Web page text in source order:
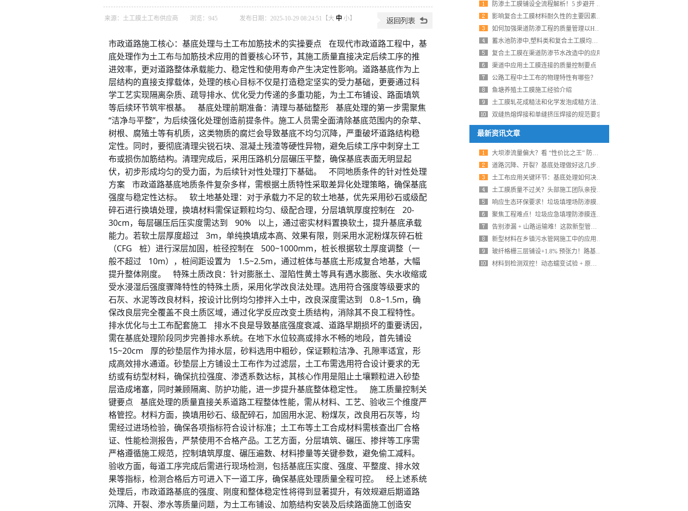
来源： 土工膜土工布供应商 浏览： 945 发布日期：2025-10-29 08:24:51【大 中 小】
市政道路施工核心：基底处理与土工布加筋技术的实操要点 在现代市政道路工程中，基
底处理作为土工布与加筋技术应用的首要核心环节，其施工质量直接决定后续工序的推
进效率，更对道路整体承载能力、稳定性和使用寿命产生决定性影响。道路基底作为上
层结构的直接支撑载体，处理的核心目标不仅是打造稳定坚实的受力基础，更要通过科
学工艺实现隔离杂质、疏导排水、优化受力传递的多重功能，为土工布铺设、路面填筑
等后续环节筑牢根基。 基底处理前期准备：清理与基础整形 基底处理的第一步需聚焦
“洁净与平整”，为后续强化处理创造前提条件。施工人员需全面清除基底范围内的杂草、
树根、腐殖土等有机质，这类物质的腐烂会导致基底不均匀沉降，严重破坏道路结构稳
定性。同时，要彻底清理尖锐石块、混凝土残渣等硬性异物，避免后续工序中刺穿土工
布或损伤加筋结构。清理完成后，采用压路机分层碾压平整，确保基底表面无明显起
伏，初步形成均匀的受力面，为后续针对性处理打下基础。 不同地质条件的针对性处理
方案 市政道路基底地质条件复杂多样，需根据土质特性采取差异化处理策略，确保基底
强度与稳定性达标。 软土地基处理：对于承载力不足的软土地基，优先采用砂石或级配
碎石进行换填处理，换填材料需保证颗粒均匀、级配合理，分层填筑厚度控制在 20-
30cm，每层碾压后压实度需达到 90% 以上，通过密实材料置换软土，提升基底承载
能力。若软土层厚度超过 3m，单纯换填成本高、效果有限，则采用水泥粉煤灰碎石桩
（CFG 桩）进行深层加固，桩径控制在 500~1000mm，桩长根据软土厚度调整（一
般不超过 10m），桩间距设置为 1.5~2.5m，通过桩体与基底土形成复合地基，大幅
提升整体刚度。 特殊土质改良：针对膨胀土、湿陷性黄土等具有遇水膨胀、失水收缩或
受水浸湿后强度骤降特性的特殊土质，采用化学改良法处理。选用符合强度等级要求的
石灰、水泥等改良材料，按设计比例均匀掺拌入土中，改良深度需达到 0.8~1.5m，确
保改良层完全覆盖不良土质区域，通过化学反应改变土质结构，消除其不良工程特性。
排水优化与土工布配套施工 排水不良是导致基底强度衰减、道路早期损坏的重要诱因，
需在基底处理阶段同步完善排水系统。在地下水位较高或排水不畅的地段，首先铺设
15~20cm 厚的砂垫层作为排水层，砂料选用中粗砂，保证颗粒洁净、孔隙率适宜，形
成高效排水通道。砂垫层上方铺设土工布作为过滤层，土工布需选用符合设计要求的无
纺或有纺型材料，确保抗拉强度、渗透系数达标，其核心作用是阻止土壤颗粒进入砂垫
层造成堵塞，同时兼顾隔离、防护功能，进一步提升基底整体稳定性。 施工质量控制关
键要点 基底处理的质量直接关系道路工程整体性能，需从材料、工艺、验收三个维度严
格管控。材料方面，换填用砂石、级配碎石，加固用水泥、粉煤灰，改良用石灰等，均
需经过进场检验，确保各项指标符合设计标准；土工布等土工合成材料需核查出厂合格
证、性能检测报告，严禁使用不合格产品。工艺方面，分层填筑、碾压、掺拌等工序需
严格遵循施工规范，控制填筑厚度、碾压遍数、材料掺量等关键参数，避免偷工减料。
验收方面，每道工序完成后需进行现场检测，包括基底压实度、强度、平整度、排水效
果等指标，检测合格后方可进入下一道工序，确保基底处理质量全程可控。 经上述系统
处理后，市政道路基底的强度、刚度和整体稳定性将得到显著提升，有效规避后期道路
沉降、开裂、渗水等质量问题，为土工布铺设、加筋结构安装及后续路面施工创造安
防渗土工膜铺设全流程解析！5 步避开 90% 工程隐患，防水效果提升 3 倍
影响复合土工膜材料耐久性的主要因素有哪些？
如何加强渠道防渗工程的质量管理以HDPE土工膜为例
蓄水池防渗中,塑料类和复合土工膜均有应用
复合土工膜在渠道防渗节水改造中的应用
渠道中应用土工膜连接的质量控制要点
公路工程中土工布的物理特性有哪些？
鱼塘养殖土工膜施工经验介绍
土工膜轧花成糙法和化学发泡成糙方法有什么区别
双缝热熔焊接和单缝挤压焊接的规范要求
最新资讯文章
大坝渗流量偏大？看 “性价比之王” 防渗方案如何破解渗漏风险
道路沉降、开裂？基底处理做好这几步，工程质量稳了！
土工布应用关键环节：基底处理如何决定道路工程寿命？
土工膜质量不过关？头部施工团队亲授：从选型到焊接的 5 个关键动作
响应生态环保要求！垃圾填埋场防渗膜施工关键问题破解，附标准化方案
聚焦工程难点！垃圾应急填埋防渗膜连接、砾石层施工这样做才达标
告别渗漏 + 山路运输难！这款新型管材让乡镇管网工程效率翻倍
新型材料在乡镇污水管网施工中的应用优势
玻纤格栅三层铺设+1.8% 预张力！路基弯沉值降 40%，还符合 JTG D30 规范
材料到检测双控！动态蠕变试验 + 原位直剪，加筋路基耐用性再升级